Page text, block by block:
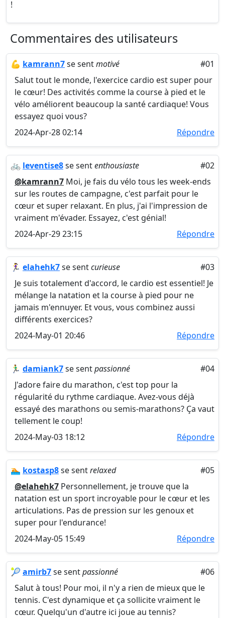
!
Commentaires des utilisateurs
💪 kamrann7se sentmotivé
#01
Salut tout le monde, l'exercice cardio est super pour
le cœur! Des activités comme la course à pied et le
vélo améliorent beaucoup la santé cardiaque! Vous
essayez quoi vous?
2024-Apr-28 02:14
Répondre
🚲 leventise8se sententhousiaste
#02
@kamrann7 Moi, je fais du vélo tous les week-ends
sur les routes de campagne, c'est parfait pour le
cœur et super relaxant. En plus, j'ai l'impression de
vraiment m'évader. Essayez, c'est génial!
2024-Apr-29 23:15
Répondre
🏃‍♀️ elahehk7se sentcurieuse
#03
Je suis totalement d'accord, le cardio est essentiel! Je
mélange la natation et la course à pied pour ne
jamais m'ennuyer. Et vous, vous combinez aussi
différents exercices?
2024-May-01 20:46
Répondre
🏃‍♂️ damiank7se sentpassionné
#04
J'adore faire du marathon, c'est top pour la
régularité du rythme cardiaque. Avez-vous déjà
essayé des marathons ou semis-marathons? Ça vaut
tellement le coup!
2024-May-03 18:12
Répondre
🏊 kostasp8se sentrelaxed
#05
@elahehk7 Personnellement, je trouve que la
natation est un sport incroyable pour le cœur et les
articulations. Pas de pression sur les genoux et
super pour l'endurance!
2024-May-05 15:49
Répondre
🎾 amirb7se sentpassionné
#06
Salut à tous! Pour moi, il n'y a rien de mieux que le
tennis. C'est dynamique et ça sollicite vraiment le
cœur. Quelqu'un d'autre ici joue au tennis?